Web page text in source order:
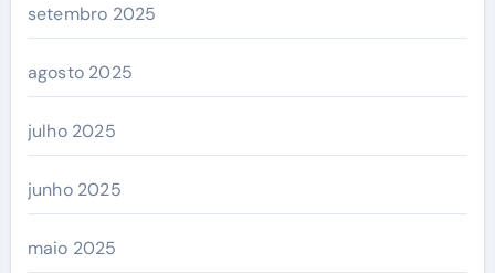
setembro 2025
agosto 2025
julho 2025
junho 2025
maio 2025